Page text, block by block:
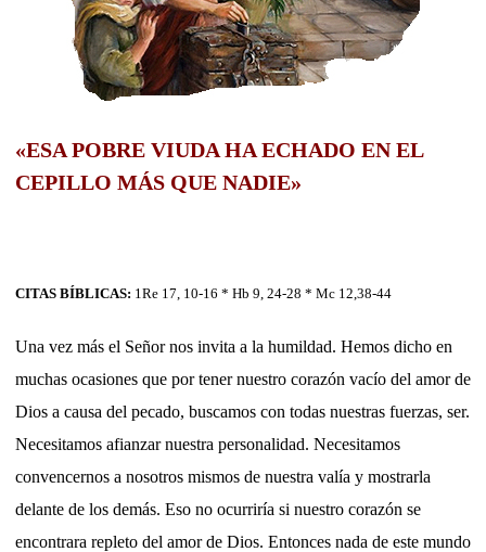
«ESA POBRE VIUDA HA ECHADO EN EL
CEPILLO MÁS QUE NADIE»
CITAS BÍBLICAS: 1Re 17, 10-16 * Hb 9, 24-28 * Mc 12,38-44
Una vez más el Señor nos invita a la humildad. Hemos dicho en
muchas ocasiones que por tener nuestro corazón vacío del amor de
Dios a causa del pecado, buscamos con todas nuestras fuerzas, ser.
Necesitamos afianzar nuestra personalidad. Necesitamos
convencernos a nosotros mismos de nuestra valía y mostrarla
delante de los demás. Eso no ocurriría si nuestro corazón se
encontrara repleto del amor de Dios. Entonces nada de este mundo